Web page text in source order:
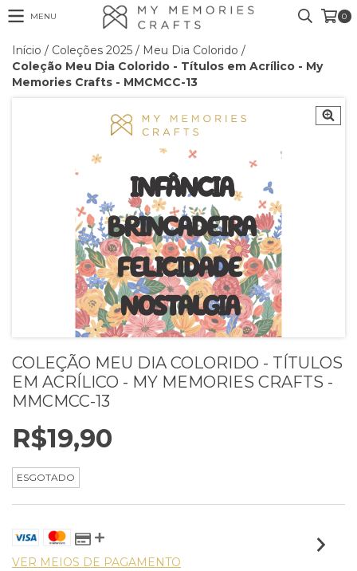
MENU 0
Início / Coleções 2025 / Meu Dia Colorido /
Coleção Meu Dia Colorido - Títulos em Acrílico - My
Memories Crafts - MMCMCC-13
COLEÇÃO MEU DIA COLORIDO - TÍTULOS
EM ACRÍLICO - MY MEMORIES CRAFTS -
MMCMCC-13
R$19,90
ESGOTADO
VER MEIOS DE PAGAMENTO